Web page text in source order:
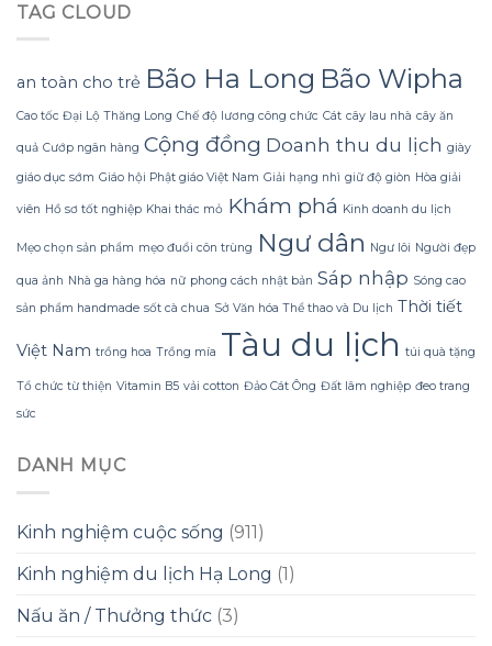
hoàn
khác
đi.
suy
ngẫm
tính
thực
và
phong
khó
khăn
việc
bảo
phần
còn
lại,
khiến
bữa
nhẹ
hương
vị
nhanh
TAG CLOUD
an toàn cho trẻ Bão Ha Long Bão Wipha
Cao tốc Đại Lộ Thăng Long Chế độ lương công chức Cát cây lau nhà cây ăn
quả Cướp ngân hàng Cộng đồng Doanh thu du lịch giày
giáo dục sớm Giáo hội Phật giáo Việt Nam Giải hạng nhì giữ độ giòn Hòa giải
viên Hồ sơ tốt nghiệp Khai thác mỏ Khám phá Kinh doanh du lịch
Mẹo chọn sản phẩm mẹo đuổi côn trùng Ngư dân Ngư lôi Người đẹp
qua ảnh Nhà ga hàng hóa nữ phong cách nhật bản Sáp nhập Sóng cao
sản phẩm handmade sốt cà chua Sở Văn hóa Thể thao và Du lịch Thời tiết
Việt Nam trồng hoa Trồng mía Tàu du lịch túi quà tặng
Tổ chức từ thiện Vitamin B5 vải cotton Đảo Cát Ông Đất lâm nghiệp đeo trang
sức
DANH MỤC
Kinh nghiệm cuộc sống (911)
Kinh nghiệm du lịch Hạ Long (1)
Nấu ăn / Thưởng thức (3)